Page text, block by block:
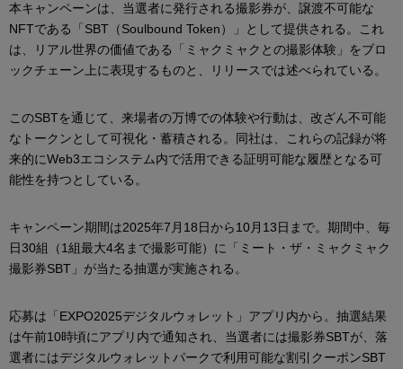
本キャンペーンは、当選者に発行される撮影券が、譲渡不可能な
NFTである「SBT（Soulbound Token）」として提供される。これ
は、リアル世界の価値である「ミャクミャクとの撮影体験」をブロ
ックチェーン上に表現するものと、リリースでは述べられている。
このSBTを通じて、来場者の万博での体験や行動は、改ざん不可能
なトークンとして可視化・蓄積される。同社は、これらの記録が将
来的にWeb3エコシステム内で活用できる証明可能な履歴となる可
能性を持つとしている。
キャンペーン期間は2025年7月18日から10月13日まで。期間中、毎
日30組（1組最大4名まで撮影可能）に「ミート・ザ・ミャクミャク
撮影券SBT」が当たる抽選が実施される。
応募は「EXPO2025デジタルウォレット」アプリ内から。抽選結果
は午前10時頃にアプリ内で通知され、当選者には撮影券SBTが、落
選者にはデジタルウォレットパークで利用可能な割引クーポンSBT